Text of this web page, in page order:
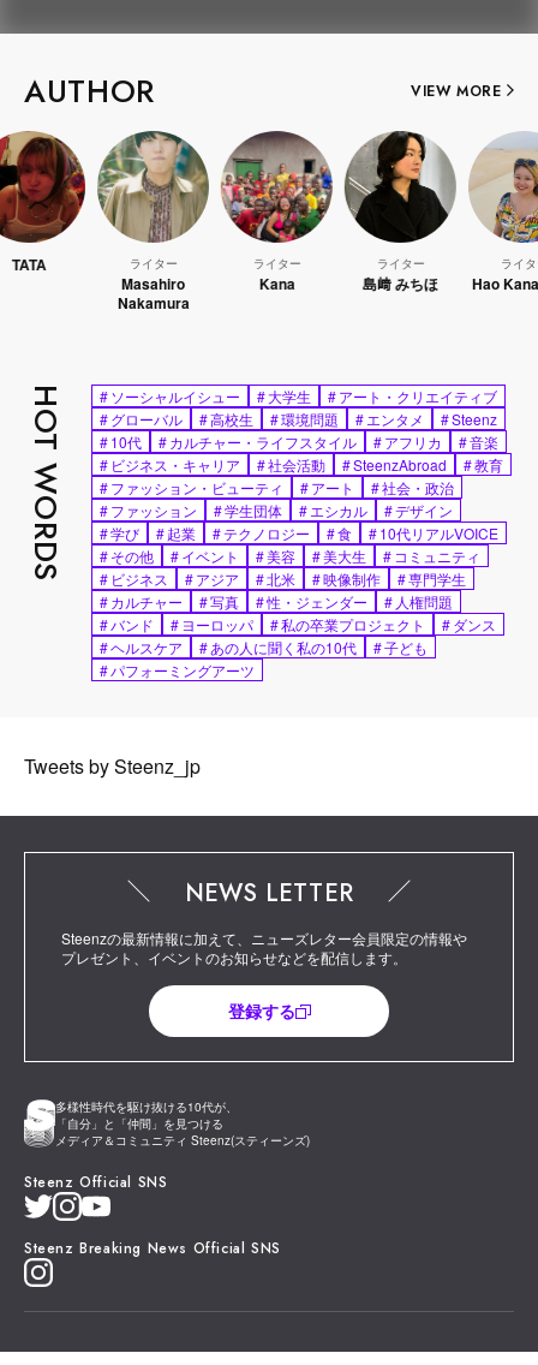
AUTHOR VIEW MORE
Nakamura
島﨑 みちほ Hao Kanayama
HOT WORDS #ソーシャルイシュー #大学生 #アート・クリエイティブ
#グローバル #高校生 #環境問題 #エンタメ #Steenz
#10代 #カルチャー・ライフスタイル #アフリカ #音楽
# ビジネス・キャリア #社会活動 #SteenzAbroad #教育
#ファッション・ビューティ #アート #社会・政治
#ファッション #学生団体 #エシカル #デザイン
#学び #起業 #テクノロジー #食 #10代リアルVOICE
#その他 #イベント #美容 #美大生 # コミュニティ
# ビジネス #アジア #北米 #映像制作 #専門学生
#カルチャー #写真 #性・ジェンダー # 人権問題
#バンド #ヨーロッパ #私の卒業プロジェクト #ダンス
#ヘルスケア #あの人に聞く私の10代 #子ども
#パフォーミングアーツ
Tweets by Steenz_jp
多様性時代を駆け抜ける10代が、
「自分」と「仲間」を見つける
メディア＆コミュニティ Steenz(スティーンズ)
Steenz Official SNS
Steenz Breaking News Official SNS
NEWS LETTER
Steenzの最新情報に加えて、ニューズレター会員限定の情報や
プレゼント、イベントのお知らせなどを配信します。
登録する